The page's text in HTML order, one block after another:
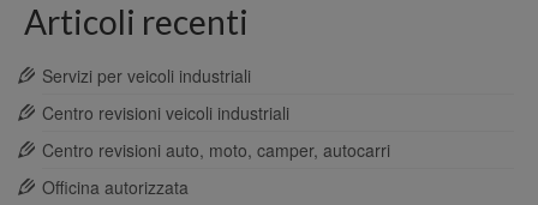
Articoli recenti
Servizi per veicoli industriali
Centro revisioni veicoli industriali
Centro revisioni auto, moto, camper, autocarri
Officina autorizzata